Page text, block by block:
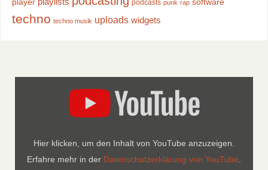
player
podcasts punk rap software
techno techno musik uploads widgets
Hier klicken, um den Inhalt von YouTube anzuzeigen.
Erfahre mehr in der Datenschutzerklärung von YouTube.